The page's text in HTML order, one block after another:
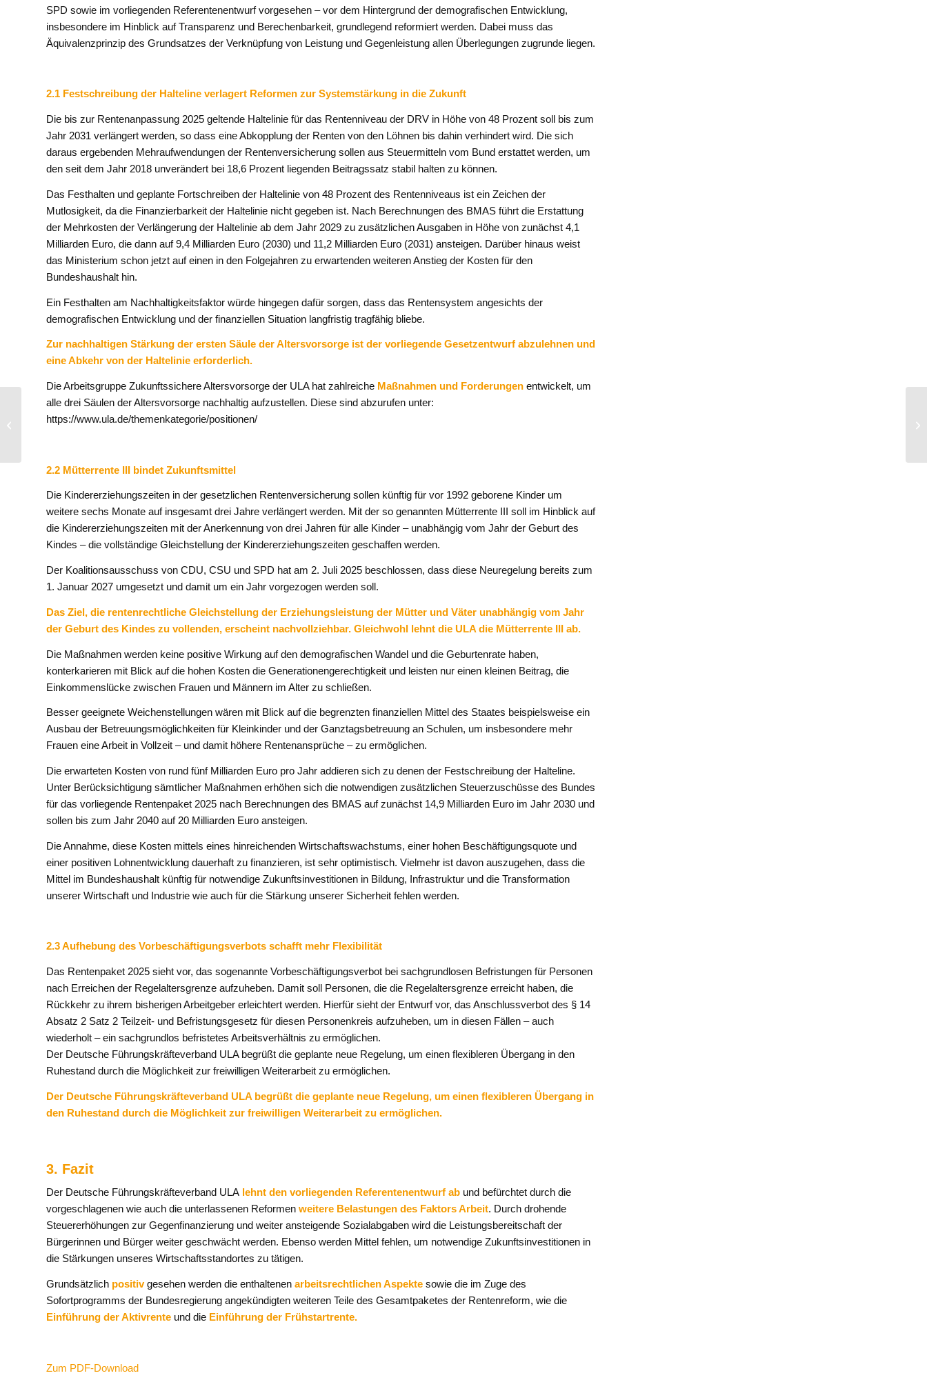
SPD sowie im vorliegenden Referentenentwurf vorgesehen – vor dem Hintergrund der demografischen Entwicklung,
insbesondere im Hinblick auf Transparenz und Berechenbarkeit, grundlegend reformiert werden. Dabei muss das
Äquivalenzprinzip des Grundsatzes der Verknüpfung von Leistung und Gegenleistung allen Überlegungen zugrunde liegen.
2.1 Festschreibung der Halteline verlagert Reformen zur Systemstärkung in die Zukunft
Die bis zur Rentenanpassung 2025 geltende Haltelinie für das Rentenniveau der DRV in Höhe von 48 Prozent soll bis zum
Jahr 2031 verlängert werden, so dass eine Abkopplung der Renten von den Löhnen bis dahin verhindert wird. Die sich
daraus ergebenden Mehraufwendungen der Rentenversicherung sollen aus Steuermitteln vom Bund erstattet werden, um
den seit dem Jahr 2018 unverändert bei 18,6 Prozent liegenden Beitragssatz stabil halten zu können.
Das Festhalten und geplante Fortschreiben der Haltelinie von 48 Prozent des Rentenniveaus ist ein Zeichen der
Mutlosigkeit, da die Finanzierbarkeit der Haltelinie nicht gegeben ist. Nach Berechnungen des BMAS führt die Erstattung
der Mehrkosten der Verlängerung der Haltelinie ab dem Jahr 2029 zu zusätzlichen Ausgaben in Höhe von zunächst 4,1
Milliarden Euro, die dann auf 9,4 Milliarden Euro (2030) und 11,2 Milliarden Euro (2031) ansteigen. Darüber hinaus weist
das Ministerium schon jetzt auf einen in den Folgejahren zu erwartenden weiteren Anstieg der Kosten für den
Bundeshaushalt hin.
Ein Festhalten am Nachhaltigkeitsfaktor würde hingegen dafür sorgen, dass das Rentensystem angesichts der
demografischen Entwicklung und der finanziellen Situation langfristig tragfähig bliebe.
Zur nachhaltigen Stärkung der ersten Säule der Altersvorsorge ist der vorliegende Gesetzentwurf abzulehnen und
eine Abkehr von der Haltelinie erforderlich.
Die Arbeitsgruppe Zukunftssichere Altersvorsorge der ULA hat zahlreiche Maßnahmen und Forderungen entwickelt, um
alle drei Säulen der Altersvorsorge nachhaltig aufzustellen. Diese sind abzurufen unter:
https://www.ula.de/themenkategorie/positionen/
2.2 Mütterrente III bindet Zukunftsmittel
Die Kindererziehungszeiten in der gesetzlichen Rentenversicherung sollen künftig für vor 1992 geborene Kinder um
weitere sechs Monate auf insgesamt drei Jahre verlängert werden. Mit der so genannten Mütterrente III soll im Hinblick auf
die Kindererziehungszeiten mit der Anerkennung von drei Jahren für alle Kinder – unabhängig vom Jahr der Geburt des
Kindes – die vollständige Gleichstellung der Kindererziehungszeiten geschaffen werden.
Der Koalitionsausschuss von CDU, CSU und SPD hat am 2. Juli 2025 beschlossen, dass diese Neuregelung bereits zum
1. Januar 2027 umgesetzt und damit um ein Jahr vorgezogen werden soll.
Das Ziel, die rentenrechtliche Gleichstellung der Erziehungsleistung der Mütter und Väter unabhängig vom Jahr
der Geburt des Kindes zu vollenden, erscheint nachvollziehbar. Gleichwohl lehnt die ULA die Mütterrente III ab.
Die Maßnahmen werden keine positive Wirkung auf den demografischen Wandel und die Geburtenrate haben,
konterkarieren mit Blick auf die hohen Kosten die Generationengerechtigkeit und leisten nur einen kleinen Beitrag, die
Einkommenslücke zwischen Frauen und Männern im Alter zu schließen.
Besser geeignete Weichenstellungen wären mit Blick auf die begrenzten finanziellen Mittel des Staates beispielsweise ein
Ausbau der Betreuungsmöglichkeiten für Kleinkinder und der Ganztagsbetreuung an Schulen, um insbesondere mehr
Frauen eine Arbeit in Vollzeit – und damit höhere Rentenansprüche – zu ermöglichen.
Die erwarteten Kosten von rund fünf Milliarden Euro pro Jahr addieren sich zu denen der Festschreibung der Halteline.
Unter Berücksichtigung sämtlicher Maßnahmen erhöhen sich die notwendigen zusätzlichen Steuerzuschüsse des Bundes
für das vorliegende Rentenpaket 2025 nach Berechnungen des BMAS auf zunächst 14,9 Milliarden Euro im Jahr 2030 und
sollen bis zum Jahr 2040 auf 20 Milliarden Euro ansteigen.
Die Annahme, diese Kosten mittels eines hinreichenden Wirtschaftswachstums, einer hohen Beschäftigungsquote und
einer positiven Lohnentwicklung dauerhaft zu finanzieren, ist sehr optimistisch. Vielmehr ist davon auszugehen, dass die
Mittel im Bundeshaushalt künftig für notwendige Zukunftsinvestitionen in Bildung, Infrastruktur und die Transformation
unserer Wirtschaft und Industrie wie auch für die Stärkung unserer Sicherheit fehlen werden.
2.3 Aufhebung des Vorbeschäftigungsverbots schafft mehr Flexibilität
Das Rentenpaket 2025 sieht vor, das sogenannte Vorbeschäftigungsverbot bei sachgrundlosen Befristungen für Personen
nach Erreichen der Regelaltersgrenze aufzuheben. Damit soll Personen, die die Regelaltersgrenze erreicht haben, die
Rückkehr zu ihrem bisherigen Arbeitgeber erleichtert werden. Hierfür sieht der Entwurf vor, das Anschlussverbot des § 14
Absatz 2 Satz 2 Teilzeit- und Befristungsgesetz für diesen Personenkreis aufzuheben, um in diesen Fällen – auch
wiederholt – ein sachgrundlos befristetes Arbeitsverhältnis zu ermöglichen.
Der Deutsche Führungskräfteverband ULA begrüßt die geplante neue Regelung, um einen flexibleren Übergang in den
Ruhestand durch die Möglichkeit zur freiwilligen Weiterarbeit zu ermöglichen.
Der Deutsche Führungskräfteverband ULA begrüßt die geplante neue Regelung, um einen flexibleren Übergang in
den Ruhestand durch die Möglichkeit zur freiwilligen Weiterarbeit zu ermöglichen.
3. Fazit
Der Deutsche Führungskräfteverband ULA lehnt den vorliegenden Referentenentwurf ab und befürchtet durch die
vorgeschlagenen wie auch die unterlassenen Reformen weitere Belastungen des Faktors Arbeit. Durch drohende
Steuererhöhungen zur Gegenfinanzierung und weiter ansteigende Sozialabgaben wird die Leistungsbereitschaft der
Bürgerinnen und Bürger weiter geschwächt werden. Ebenso werden Mittel fehlen, um notwendige Zukunftsinvestitionen in
die Stärkungen unseres Wirtschaftsstandortes zu tätigen.
Grundsätzlich positivgesehen werden die enthaltenen arbeitsrechtlichen Aspekte sowie die im Zuge des
Sofortprogramms der Bundesregierung angekündigten weiteren Teile des Gesamtpaketes der Rentenreform, wie die
Einführung der Aktivrente und die Einführung der Frühstartrente.
Zum PDF-Download
Deutscher
Führungskräfteverband